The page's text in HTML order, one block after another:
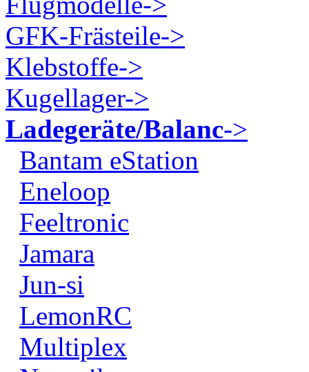
GFK-Frästeile->
Klebstoffe->
Kugellager->
Ladegeräte/Balanc->
Bantam eStation
Eneloop
Feeltronic
Jamara
Jun-si
LemonRC
Multiplex